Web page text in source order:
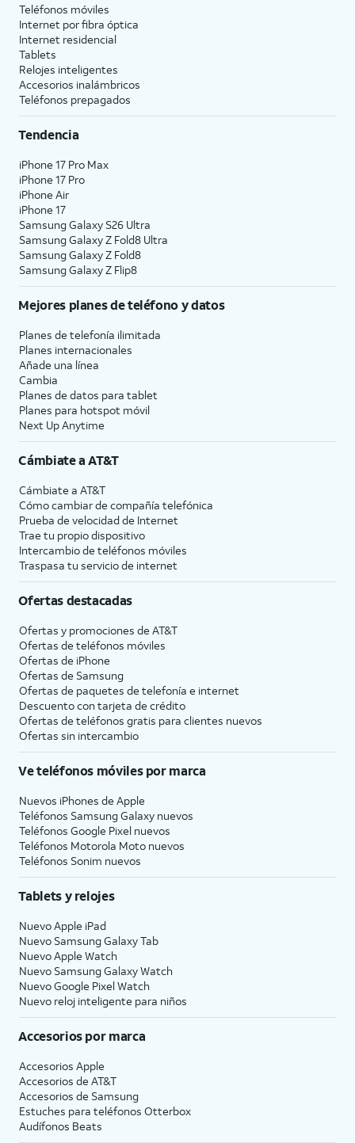
Teléfonos móviles
Internet por fibra óptica
Internet residencial
Tablets
Relojes inteligentes
Accesorios inalámbricos
Teléfonos prepagados
Tendencia
iPhone 17 Pro Max
iPhone 17 Pro
iPhone Air
iPhone 17
Samsung Galaxy S26 Ultra
Samsung Galaxy Z Fold8 Ultra
Samsung Galaxy Z Fold8
Samsung Galaxy Z Flip8
Mejores planes de teléfono y datos
Planes de telefonía ilimitada
Planes internacionales
Añade una línea
Cambia
Planes de datos para tablet
Planes para hotspot móvil
Next Up Anytime
Cámbiate aAT&T
Cámbiate a AT&T
Cómo cambiar de compañía telefónica
Prueba de velocidad de Internet
Trae tu propio dispositivo
Intercambio de teléfonos móviles
Traspasa tu servicio de internet
Ofertas destacadas
Ofertas y promociones de AT&T
Ofertas de teléfonos móviles
Ofertas de iPhone
Ofertas de Samsung
Ofertas de paquetes de telefonía e internet
Descuento con tarjeta de crédito
Ofertas de teléfonos gratis para clientes nuevos
Ofertas sin intercambio
Ve teléfonos móviles por marca
Nuevos iPhones de Apple
Teléfonos Samsung Galaxy nuevos
Teléfonos Google Pixel nuevos
Teléfonos Motorola Moto nuevos
Teléfonos Sonim nuevos
Tablets y relojes
Nuevo Apple iPad
Nuevo Samsung Galaxy Tab
Nuevo Apple Watch
Nuevo Samsung Galaxy Watch
Nuevo Google Pixel Watch
Nuevo reloj inteligente para niños
Accesorios por marca
Accesorios Apple
Accesorios de AT&T
Accesorios de Samsung
Estuches para teléfonos Otterbox
Audífonos Beats